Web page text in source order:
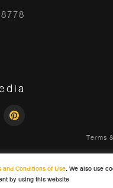
Terms
and Conditions of Use. We also use
by using this website